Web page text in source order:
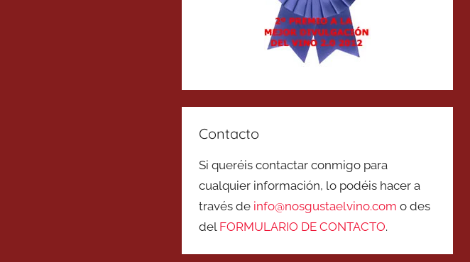
Contacto
Si queréis contactar conmigo para
cualquier información, lo podéis hacer a
través de info@nosgustaelvino.com o des
del FORMULARIO DE CONTACTO.